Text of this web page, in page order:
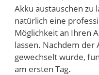
Akku austauschen zu
natürlich eine
Möglichkeit an Ihren
lassen. Nachdem der
gewechselt wurde,
am ersten Tag.